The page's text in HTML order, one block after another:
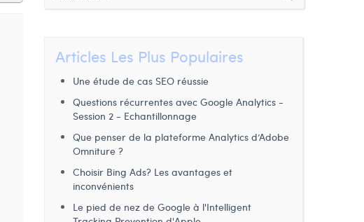
Articles Les Plus Populaires
Une étude de cas SEO réussie
Questions récurrentes avec Google Analytics -
Session 2 - Echantillonnage
Que penser de la plateforme Analytics d’Adobe
Omniture ?
Choisir Bing Ads? Les avantages et
inconvénients
Le pied de nez de Google à l'Intelligent